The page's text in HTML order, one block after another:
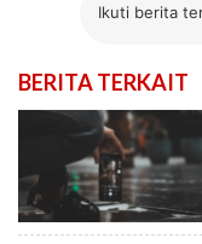
Ikuti berita
BERITA TERKAIT